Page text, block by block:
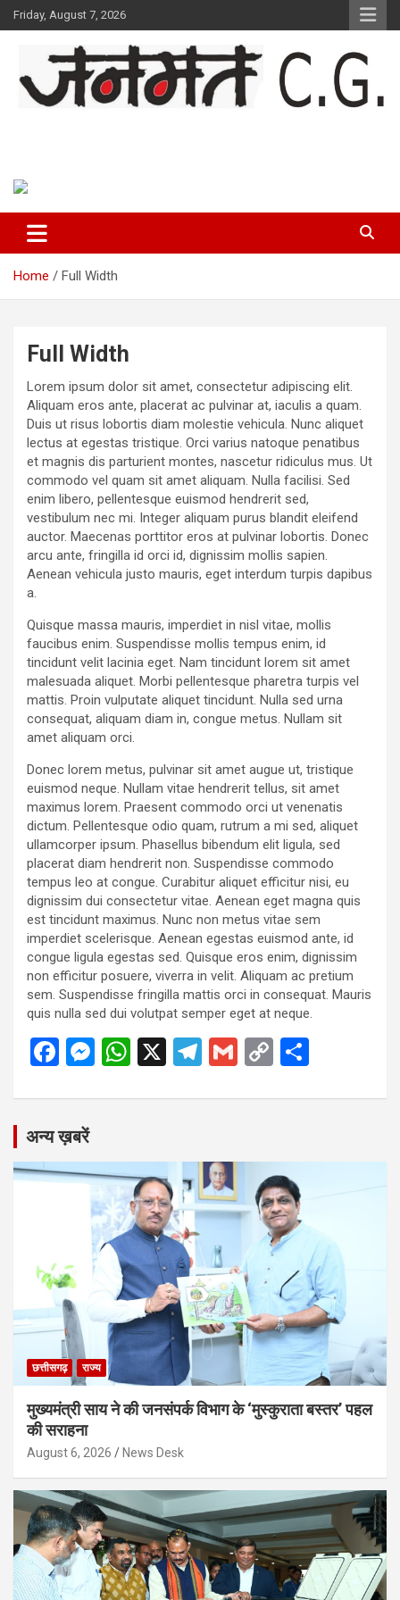
Skip
to
Friday, August 7, 2026
Home Full Width
Full Width
Lorem ipsum dolor sit amet, consectetur adipiscing elit.
Aliquam eros ante, placerat ac pulvinar at, iaculis a quam.
Duis ut risus lobortis diam molestie vehicula. Nunc aliquet
lectus at egestas tristique. Orci varius natoque penatibus
et magnis dis parturient montes, nascetur ridiculus mus. Ut
commodo vel quam sit amet aliquam. Nulla facilisi. Sed
enim libero, pellentesque euismod hendrerit sed,
vestibulum nec mi. Integer aliquam purus blandit eleifend
auctor. Maecenas porttitor eros at pulvinar lobortis. Donec
arcu ante, fringilla id orci id, dignissim mollis sapien.
Aenean vehicula justo mauris, eget interdum turpis dapibus
a.
Quisque massa mauris, imperdiet in nisl vitae, mollis
faucibus enim. Suspendisse mollis tempus enim, id
tincidunt velit lacinia eget. Nam tincidunt lorem sit amet
malesuada aliquet. Morbi pellentesque pharetra turpis vel
mattis. Proin vulputate aliquet tincidunt. Nulla sed urna
consequat, aliquam diam in, congue metus. Nullam sit
amet aliquam orci.
Donec lorem metus, pulvinar sit amet augue ut, tristique
euismod neque. Nullam vitae hendrerit tellus, sit amet
maximus lorem. Praesent commodo orci ut venenatis
dictum. Pellentesque odio quam, rutrum a mi sed, aliquet
ullamcorper ipsum. Phasellus bibendum elit ligula, sed
placerat diam hendrerit non. Suspendisse commodo
tempus leo at congue. Curabitur aliquet efficitur nisi, eu
dignissim dui consectetur vitae. Aenean eget magna quis
est tincidunt maximus. Nunc non metus vitae sem
imperdiet scelerisque. Aenean egestas euismod ante, id
congue ligula egestas sed. Quisque eros enim, dignissim
non efficitur posuere, viverra in velit. Aliquam ac pretium
sem. Suspendisse fringilla mattis orci in consequat. Mauris
quis nulla sed dui volutpat semper eget at neque.
F
ce
b
o
M
se
g
er
W
at
A
p
p
X
T
e
a
m
G
ail
C
py
n
k
ar
अन्य ख़बरें
छत्तीसगढ़ राज्य
मुख्यमंत्री साय ने की जनसंपर्क विभाग के ‘मुस्कुराता बस्तर’ पहल
की सराहना
August 6, 2026 News Desk